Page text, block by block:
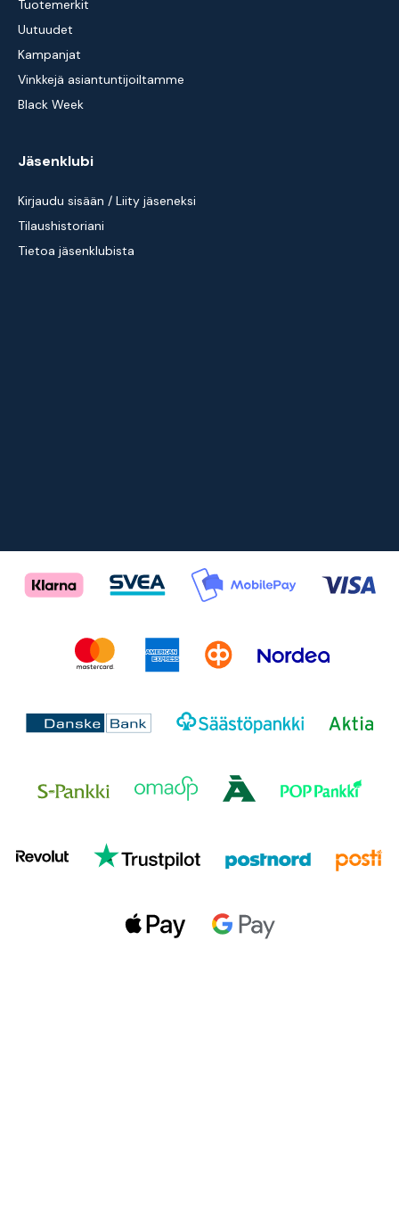
Tuotemerkit
Uutuudet
Kampanjat
Vinkkejä asiantuntijoiltamme
Black Week
Jäsenklubi
Kirjaudu sisään / Liity jäseneksi
Tilaushistoriani
Tietoa jäsenklubista